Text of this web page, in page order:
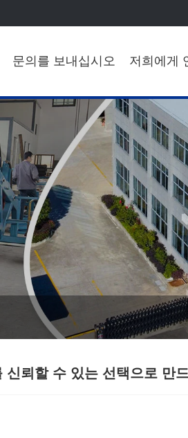
문의를 보내십시오 저희에게
뢰할 수 있는 선택으로 만